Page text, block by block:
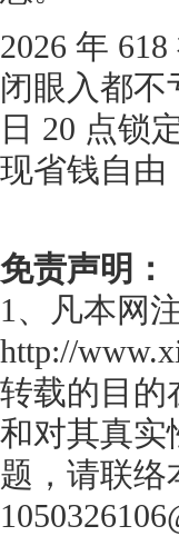
2026 年
闭眼入都不
日 20 点锁
现省钱自由
免责声明：
1、凡本网
http://
转载的目的
和对其真实
题，请联络